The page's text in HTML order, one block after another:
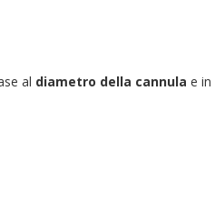
al diametro della cannula e in